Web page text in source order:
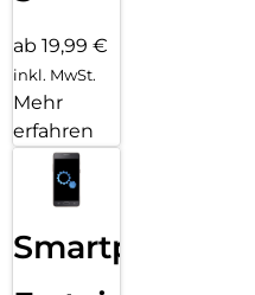
ab 19,99 €
inkl. MwSt.
Mehr
erfahren
Smartphone